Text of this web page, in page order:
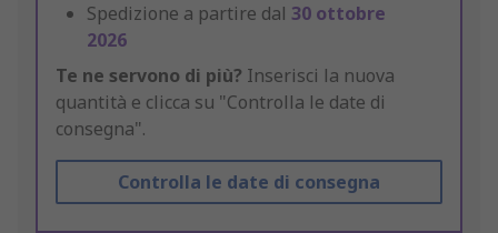
Spedizione a partire dal 30 ottobre
2026
Te ne servono di più? Inserisci la nuova
quantità e clicca su "Controlla le date di
consegna".
Controlla le date di consegna